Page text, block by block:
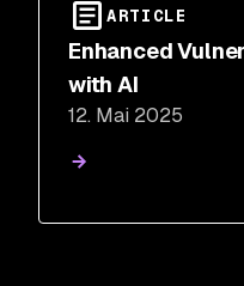
ARTICLE
Enhanced
with AI
12. Mai 2025